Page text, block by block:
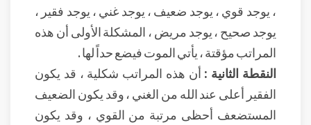
، يوجد قوي ، يوجد ضعيف ، يوجد غني ، يوجد فقير ،
يوجد صحيح ، يوجد مريض ، المشكلة الأولى أن هذه
المراتب مؤقتة ، يأتي الموت فيضع حداً لها .
النقطة الثانية : أن هذه المراتب شكلية ، قد يكون
الفقير أعلى عند الله من الغني ، وقد يكون الضعيف
المستضعف أحظى مرتبة من القوي ، وقد يكون